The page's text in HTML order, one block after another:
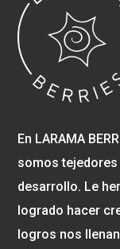
En LARAMA
somos tejedores
desarrollo. Le
logrado hacer
logros nos